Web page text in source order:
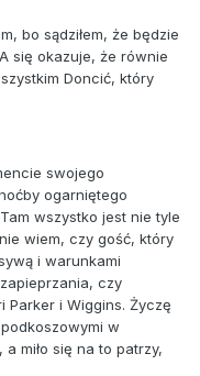
bo sądziłem, że będzie
się okazuje, że równie
Doncić, który
swojego
ogarniętego
wszystko jest nie tyle
wiem, czy gość, który
i warunkami
czy
Parker i Wiggins. Życzę
w
miło się na to patrzy,